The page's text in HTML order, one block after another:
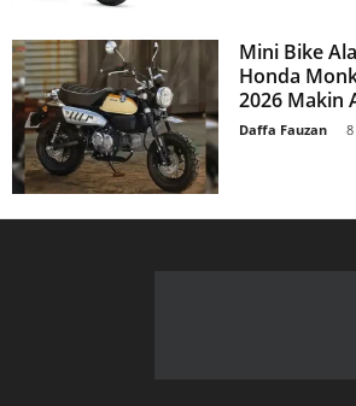
Mini Bike
Honda
2026 Makin
Daffa Fauzan